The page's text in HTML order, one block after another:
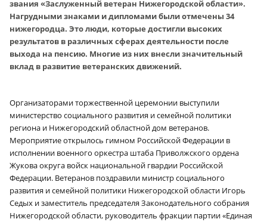
звания «Заслуженный ветеран Нижегородской области».
Нагрудными знаками и дипломами были отмечены 34
нижегородца. Это люди, которые достигли высоких
результатов в различных сферах деятельности после
выхода на пенсию. Многие из них внесли значительный
вклад в развитие ветеранских движений.
Организаторами торжественной церемонии выступили
министерство социального развития и семейной политики
региона и Нижегородский областной дом ветеранов.
Мероприятие открылось гимном Российской Федерации в
исполнении военного оркестра штаба Приволжского ордена
Жукова округа войск национальной гвардии Российской
Федерации. Ветеранов поздравили министр социального
развития и семейной политики Нижегородской области Игорь
Седых и заместитель председателя Законодательного собрания
Нижегородской области, руководитель фракции партии «Единая